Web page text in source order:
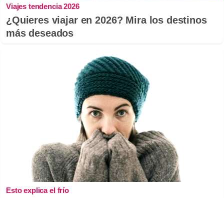
Viajes tendencia 2026
¿Quieres viajar en 2026? Mira los destinos
más deseados
Esto explica el frío